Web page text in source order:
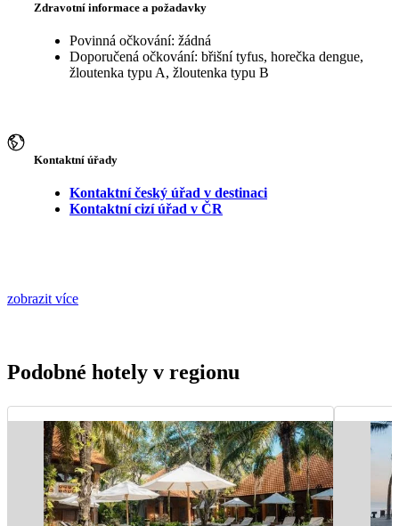
Zdravotní informace a požadavky
Povinná očkování: žádná
Doporučená očkování: břišní tyfus, horečka dengue,
žloutenka typu A, žloutenka typu B
Kontaktní úřady
Kontaktní český úřad v destinaci
Kontaktní cizí úřad v ČR
zobrazit více
Podobné hotely v regionu